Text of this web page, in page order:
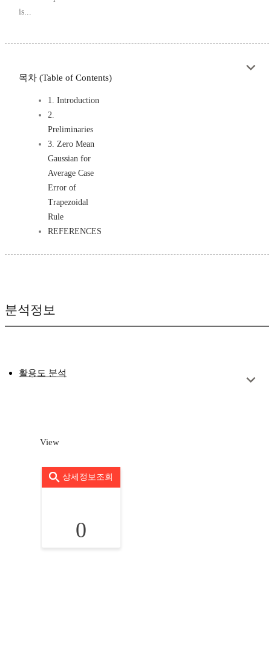
is...
목차 (Table of Contents)
1. Introduction
2.
Preliminaries
3. Zero Mean
Gaussian for
Average Case
Error of
Trapezoidal
Rule
REFERENCES
분석정보
활용도 분석
View
상세정보조회
0